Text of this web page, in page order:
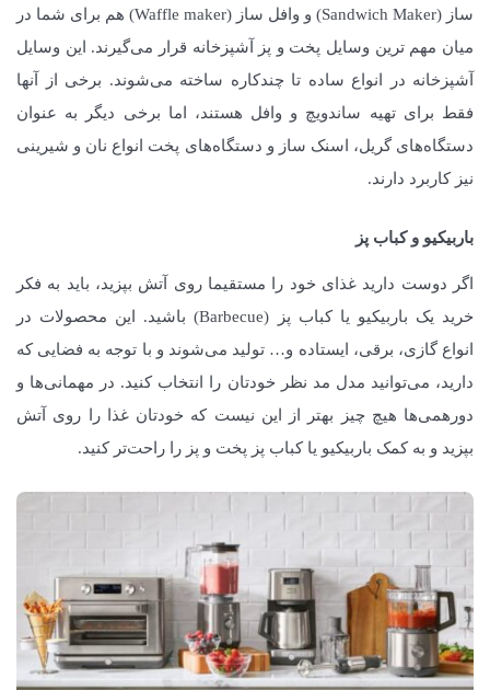
ساز (Sandwich Maker) و وافل ساز (Waffle maker) هم برای شما در
میان مهم ترین وسایل پخت و پز آشپزخانه قرار می‌گیرند. این وسایل
آشپزخانه در انواع ساده تا چندکاره ساخته می‌شوند. برخی از آنها
فقط برای تهیه ساندویچ و وافل هستند، اما برخی دیگر به عنوان
دستگاه‌های گریل، اسنک ساز و دستگاه‌های پخت انواع نان و شیرینی
نیز کاربرد دارند.
باربیکیو و کباب پز
اگر دوست دارید غذای خود را مستقیما روی آتش بپزید، باید به فکر
خرید یک باربیکیو یا کباب پز (Barbecue) باشید. این محصولات در
انواع گازی، برقی، ایستاده و… تولید می‌شوند و با توجه به فضایی که
دارید، می‌توانید مدل مد نظر خودتان را انتخاب کنید. در مهمانی‌ها و
دورهمی‌ها هیچ چیز بهتر از این نیست که خودتان غذا را روی آتش
بپزید و به کمک باربیکیو یا کباب پز پخت و پز را راحت‌تر کنید.